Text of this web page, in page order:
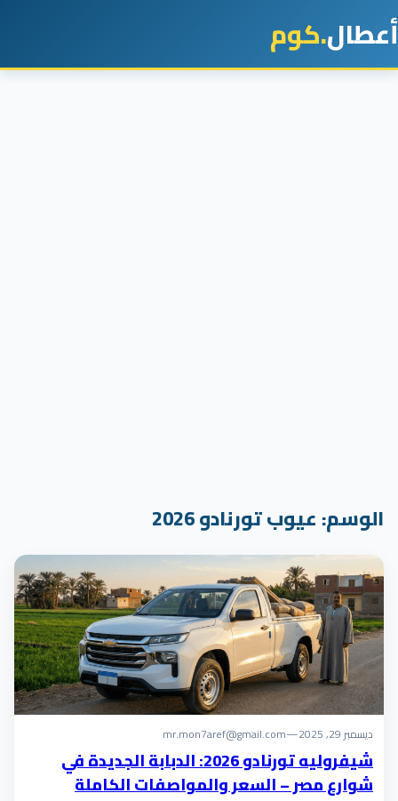
أعطال.كوم
الوسم:عيوب تورنادو 2026
ديسمبر 29, 2025 —
mr.mon7aref@gmail.com
شيفروليه تورنادو 2026: الدبابة الجديدة في
شوارع مصر – السعر والمواصفات الكاملة